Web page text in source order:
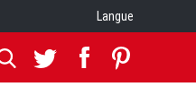
Langue